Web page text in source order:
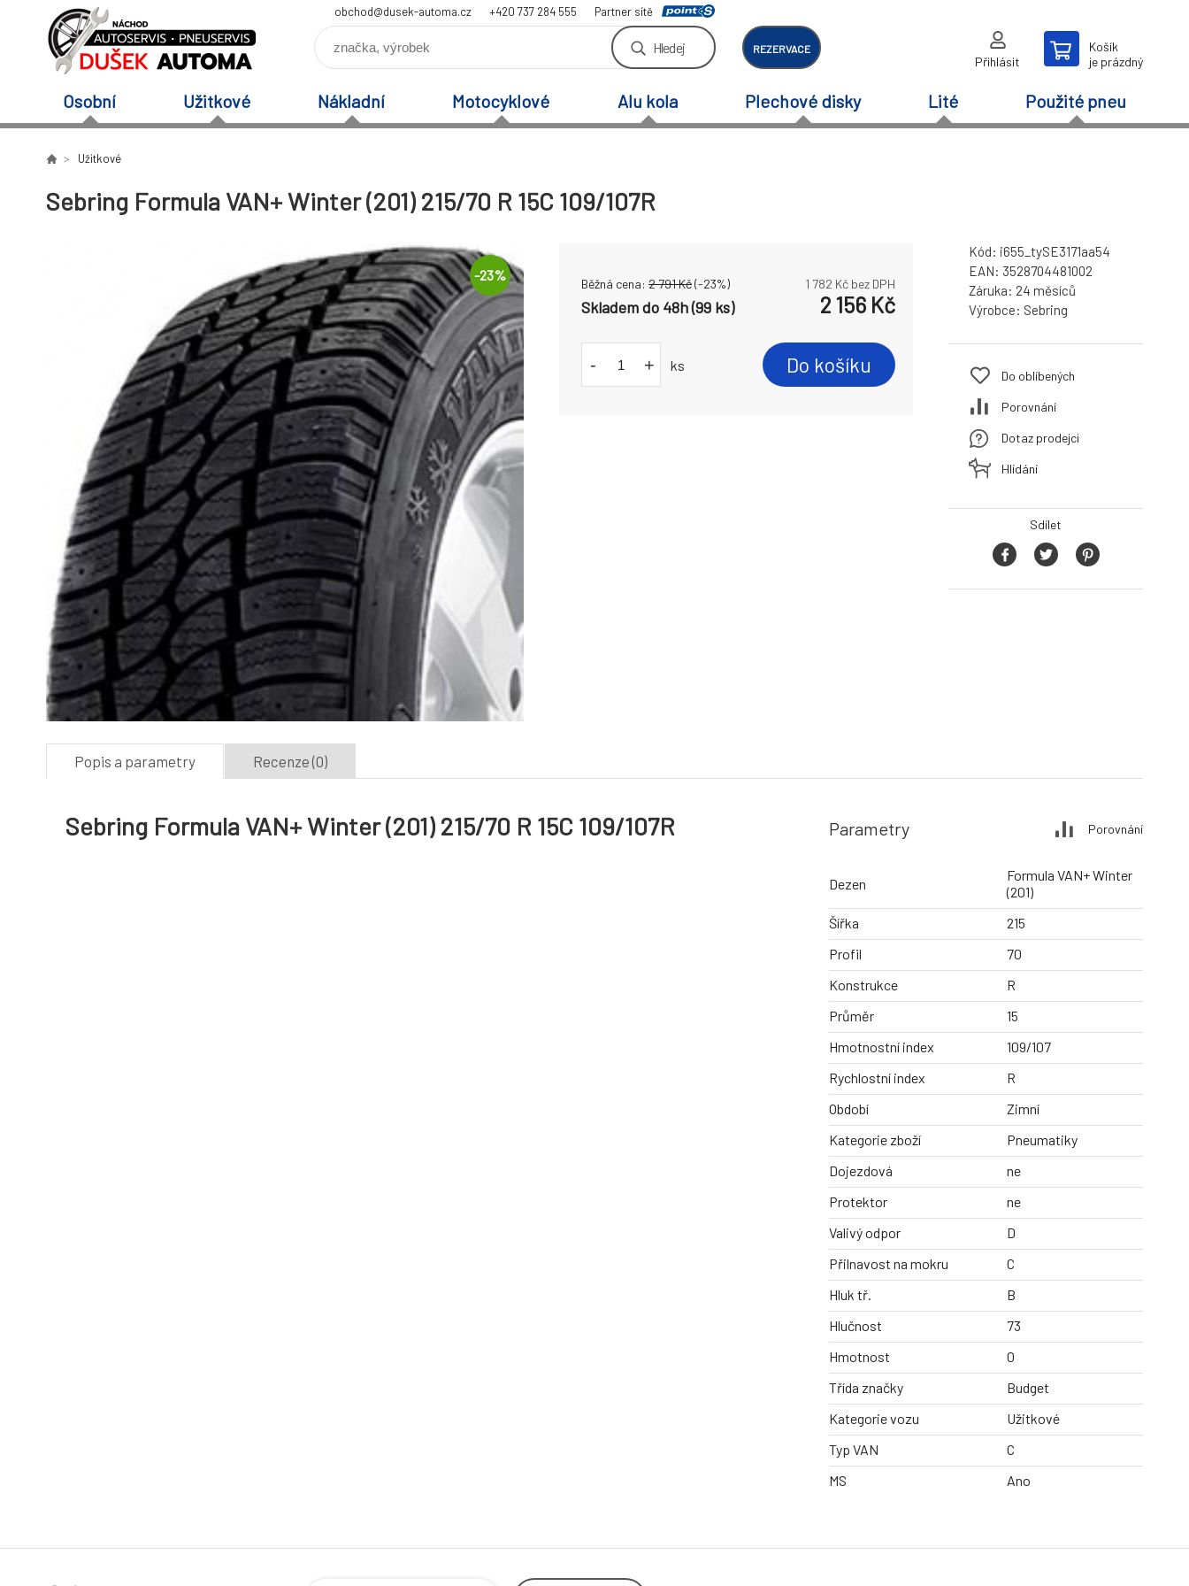
obchod@dusek-automa.cz +420 737 284 555 Partner sítě
Hledej REZERVACE
Přihlásit
Košík
je prázdný
Osobní Užitkové Nákladní Motocyklové Alu kola Plechové disky Lité Použité pneu
Užitkové
Sebring Formula VAN+ Winter (201) 215/70 R 15C 109/107R
-23%
Běžná cena: 2 791Kč(-23%) 1 782 Kč bez DPH
Skladem do 48h (99 ks) 2 156 Kč
- + ks Do košíku
Kód: i655_tySE3171aa54
EAN: 3528704481002
Záruka: 24 měsíců
Výrobce: Sebring
Do oblíbených
Porovnání
Dotaz prodejci
Hlídání
Sdílet
Popis a parametry Recenze (0)
Sebring Formula VAN+ Winter (201) 215/70 R 15C 109/107R Parametry Porovnání
Dezen
Formula VAN+ Winter
(201)
Šířka
215
Profil
70
Konstrukce
R
Průměr
15
Hmotnostní index
109/107
Rychlostní index
R
Období
Zimní
Kategorie zboží
Pneumatiky
Dojezdová
ne
Protektor
ne
Valivý odpor
D
Přilnavost na mokru
C
Hluk tř.
B
Hlučnost
73
Hmotnost
0
Třída značky
Budget
Kategorie vozu
Užitkové
Typ VAN
C
MS
Ano